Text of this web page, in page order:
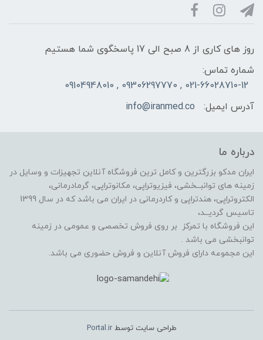
روز های کاری از 8 صبح الی 17 پاسخگوی شما هستیم
شماره تماس:
021-66028710-12 , 09306297770 , 09104948010
آدرس ایمیل:
info@iranmed.co
درباره ما
ایران مدکو بزرگترین و کامل ترین فروشگاه آنلاین تجهیزات و وسایل در
زمینه های توانبــخشی، فیزیوتراپی، مکانوتراپی، گرمادرمانی،
الکتروتراپی، هندتراپی و کاردرمانی در ایران می باشد که در سال 1399
تاسیس گردیــد،
این فروشگاه با تمرکز بر روی فروش تخصصی و عمومی در زمینه
توانبخشی می باشد .
این مجموعه دارای فروش آنلاین و فروش حضوری می باشد.
طراحی سایت توسطPortal.ir